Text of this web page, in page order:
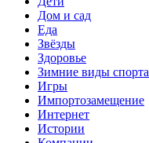
Дом и сад
Еда
Звёзды
Здоровье
Зимние виды спорта
Игры
Импортозамещение
Интернет
Истории